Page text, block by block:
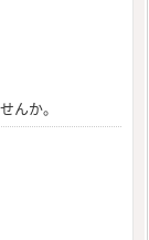
んか。